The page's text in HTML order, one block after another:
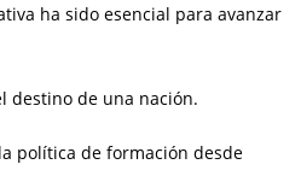
ha sido esencial para avanzar
destino de una nación.
política de formación desde